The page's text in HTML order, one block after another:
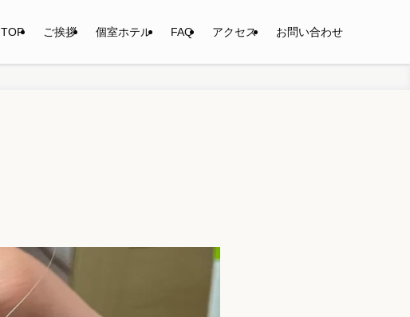
TOP ご挨拶 個室ホテル FAQ アクセス お問い合わせ